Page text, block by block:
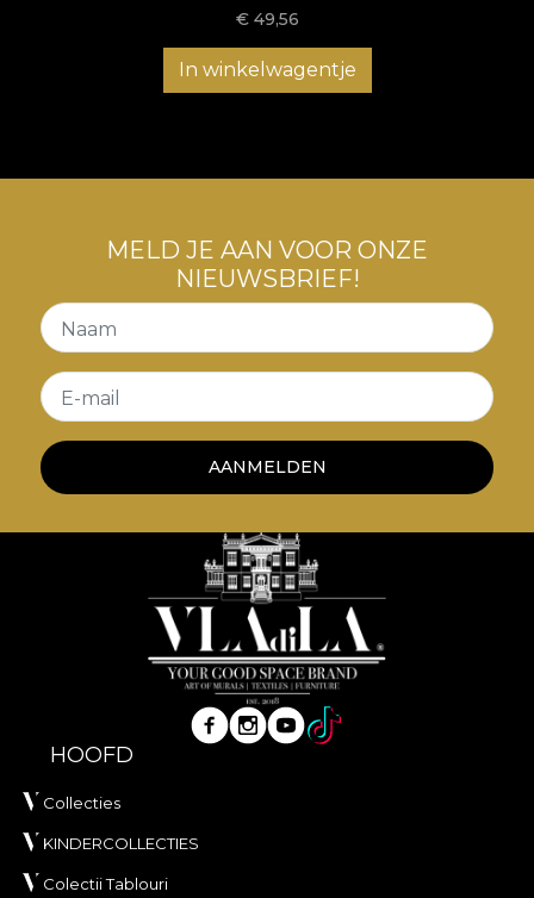
€ 49,56
In winkelwagentje
MELD JE AAN VOOR ONZE
NIEUWSBRIEF!
Naam
E-mail
AANMELDEN
HOOFD
Collecties
KINDERCOLLECTIES
Colectii Tablouri